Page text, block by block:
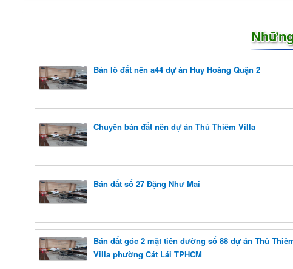
Bán lô đất nền a44 dự án Huy Hoàng Quận 2
Chuyên bán đất nền dự án Thủ Thiêm Villa
Bán đất số 27 Đặng Như Mai
Bán đất góc 2 mặt tiền đường số 88 dự án Thủ
Villa phường Cát Lái TPHCM